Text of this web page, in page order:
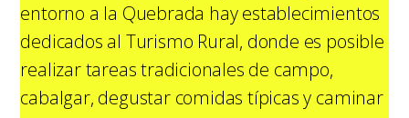
entorno a la Quebrada hay establecimientos
dedicados al Turismo Rural, donde es posible
realizar tareas tradicionales de campo,
cabalgar, degustar comidas típicas y caminar